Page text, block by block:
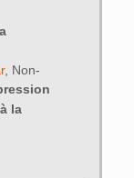
, Non-
la